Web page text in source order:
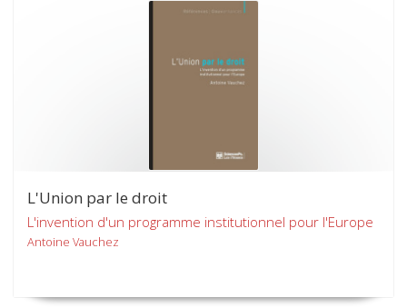
L'Union par le droit
L'invention d'un programme institutionnel pour l'Europe
Antoine Vauchez